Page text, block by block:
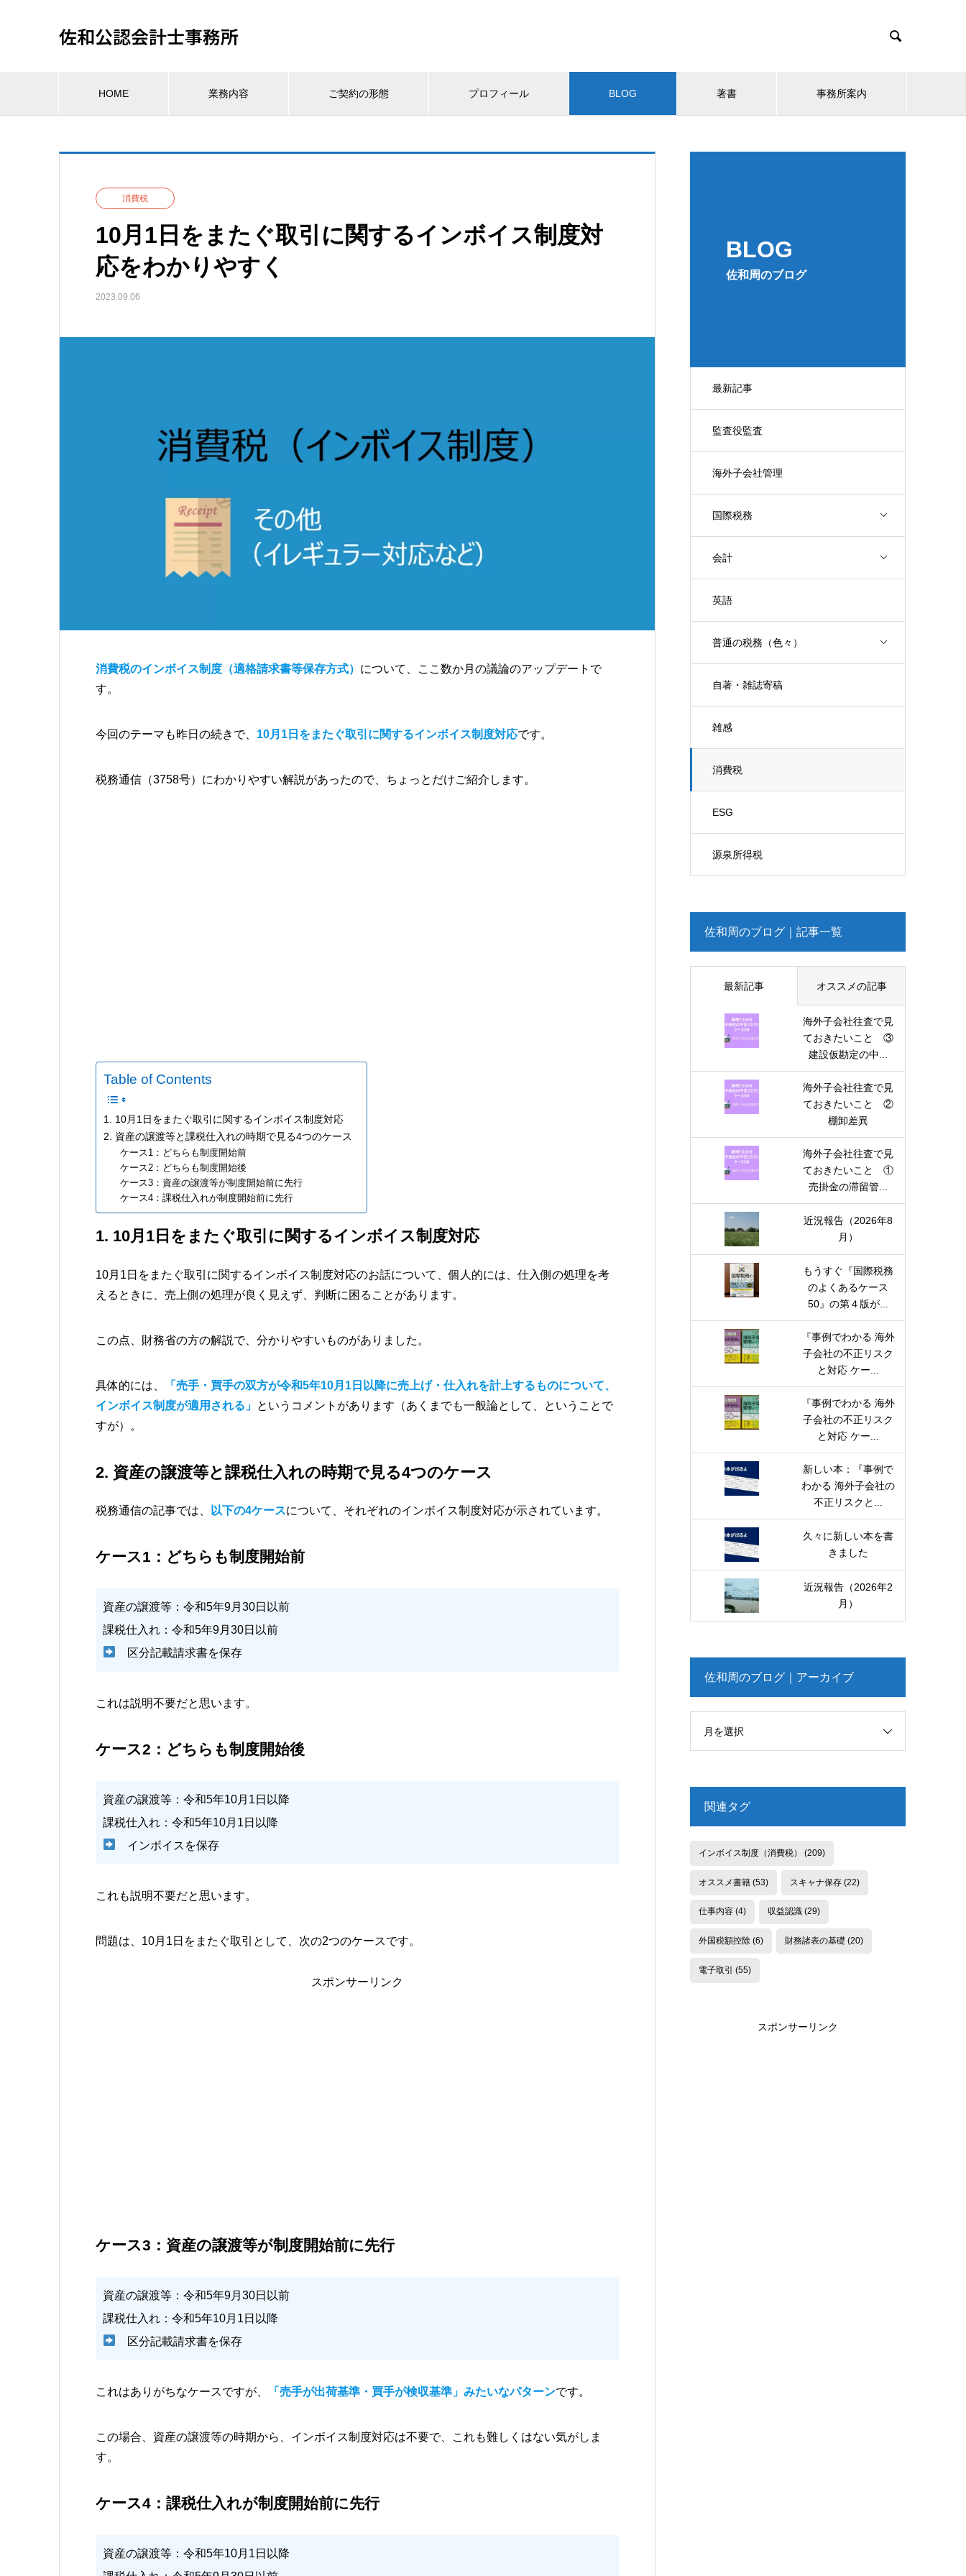
佐和公認会計士事務所 
HOME 業務内容 ご契約の形態 プロフィール BLOG 著書 事務所案内
BLOG
佐和周のブログ
最新記事
監査役監査
海外子会社管理
国際税務
会計
英語
普通の税務（色々）
自著・雑誌寄稿
雑感
消費税
ESG
源泉所得税
消費税
10月1日をまたぐ取引に関するインボイス制度対
応をわかりやすく
2023.09.06
消費税のインボイス制度（適格請求書等保存方式） について、ここ数か月の議論のアップデートで
す。
今回のテーマも昨日の続きで、 10月1日をまたぐ取引に関するインボイス制度対応です。
税務通信（3758号）にわかりやすい解説があったので、ちょっとだけご紹介します。
Table of Contents
1. 10月1日をまたぐ取引に関するインボイス制度対応
2. 資産の譲渡等と課税仕入れの時期で見る4つのケース
ケース1：どちらも制度開始前
ケース2：どちらも制度開始後
ケース3：資産の譲渡等が制度開始前に先行
ケース4：課税仕入れが制度開始前に先行
1. 10月1日をまたぐ取引に関するインボイス制度対応
10月1日をまたぐ取引に関するインボイス制度対応のお話について、個人的には、仕入側の処理を考
えるときに、売上側の処理が良く見えず、判断に困ることがあります。
この点、財務省の方の解説で、分かりやすいものがありました。
具体的には、
「売手・買手の双方が令和5年10月1日以降に売上げ・仕入れを計上するものについて、
インボイス制度が適用される」 というコメントがあります（あくまでも一般論として、ということで
すが）。
2. 資産の譲渡等と課税仕入れの時期で見る4つのケース
税務通信の記事では、 以下の4ケースについて、それぞれのインボイス制度対応が示されています。
ケース1：どちらも制度開始前
資産の譲渡等：令和5年9月30日以前
課税仕入れ：令和5年9月30日以前
区分記載請求書を保存
これは説明不要だと思います。
ケース2：どちらも制度開始後
資産の譲渡等：令和5年10月1日以降
課税仕入れ：令和5年10月1日以降
インボイスを保存
これも説明不要だと思います。
問題は、10月1日をまたぐ取引として、次の2つのケースです。
スポンサーリンク
ケース3：資産の譲渡等が制度開始前に先行
資産の譲渡等：令和5年9月30日以前
課税仕入れ：令和5年10月1日以降
区分記載請求書を保存
これはありがちなケースですが、 「売手が出荷基準・買手が検収基準」みたいなパターンです。
この場合、資産の譲渡等の時期から、インボイス制度対応は不要で、これも難しくはない気がしま
す。
ケース4：課税仕入れが制度開始前に先行
資産の譲渡等：令和5年10月1日以降
佐和周のブログ｜記事一覧
最新記事 オススメの記事
海外子会社往査で見
ておきたいこと ③
建設仮勘定の中...
海外子会社往査で見
ておきたいこと ②
棚卸差異
海外子会社往査で見
ておきたいこと ①
売掛金の滞留管...
近況報告（2026年8
月）
もうすぐ『国際税務
のよくあるケース
50』の第４版が...
『事例でわかる 海外
子会社の不正リスク
と対応 ケー...
『事例でわかる 海外
子会社の不正リスク
と対応 ケー...
新しい本：『事例で
わかる 海外子会社の
不正リスクと...
久々に新しい本を書
きました
近況報告（2026年2
月）
佐和周のブログ｜アーカイブ
月を選択
関連タグ
インボイス制度（消費税） (209)
オススメ書籍(53) スキャナ保存(22)
仕事内容(4) 収益認識(29)
外国税額控除(6) 財務諸表の基礎 (20)
電子取引 (55)
スポンサーリンク